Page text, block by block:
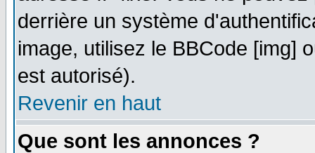
derrière un système
image, utilisez le BBCode [img]
est autorisé).
Revenir en haut
Que sont les annonces ?